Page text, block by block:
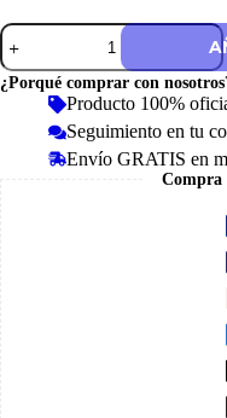
Playera
McLaren
F1
1000th
cantidad
¿Porqué comprar con
Producto 100%
Seguimiento en tu
Envío GRATIS en
Compra